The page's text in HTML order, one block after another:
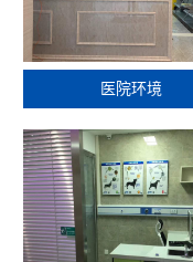
医院环境